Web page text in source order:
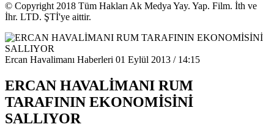
© Copyright 2018 Tüm Hakları Ak Medya Yay. Yap. Film. İth ve
İhr. LTD. ŞTİ'ye aittir.
Ercan Havalimanı Haberleri 01 Eylül 2013 / 14:15
ERCAN HAVALİMANI RUM
TARAFININ EKONOMİSİNİ
SALLIYOR